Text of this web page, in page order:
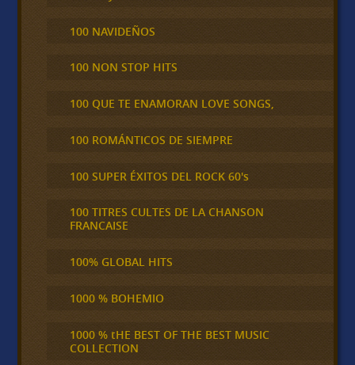
100 NAVIDEÑOS
100 NON STOP HITS
100 QUE TE ENAMORAN LOVE SONGS,
100 ROMÁNTICOS DE SIEMPRE
100 SUPER ÉXITOS DEL ROCK 60's
100 TITRES CULTES DE LA CHANSON
FRANCAISE
100% GLOBAL HITS
1000 % BOHEMIO
1000 % tHE BEST OF THE BEST MUSIC
COLLECTION